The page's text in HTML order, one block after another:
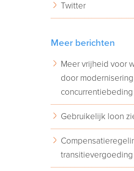
Twitter
Meer berichten
Meer vrijheid voor
door modernisering
concurrentiebeding
Gebruikelijk loon